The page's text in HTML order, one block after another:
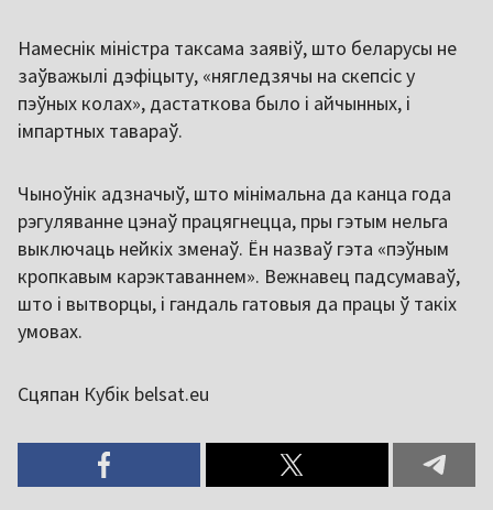
Намеснік міністра таксама заявіў, што беларусы не
заўважылі дэфіцыту, «нягледзячы на скепсіс у
пэўных колах», дастаткова было і айчынных, і
імпартных тавараў.
Чыноўнік адзначыў, што мінімальна да канца года
рэгуляванне цэнаў працягнецца, пры гэтым нельга
выключаць нейкіх зменаў. Ён назваў гэта «пэўным
кропкавым карэктаваннем». Вежнавец падсумаваў,
што і вытворцы, і гандаль гатовыя да працы ў такіх
умовах.
Сцяпан Кубік belsat.eu